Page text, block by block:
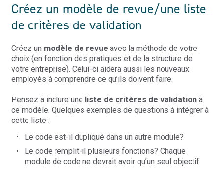
Créez un modèle de revue/une liste
de critères de validation
Créez un modèle de revue avec la méthode de votre
choix (en fonction des pratiques et de la structure de
votre entreprise). Celui-ci aidera aussi les nouveaux
employés à comprendre ce qu’ils doivent faire.
Pensez à inclure une liste de critères de validationà
ce modèle. Quelques exemples de questions à intégrer à
cette liste :
Le code est-il dupliqué dans un autre module?
Le code remplit-il plusieurs fonctions? Chaque
module de code ne devrait avoir qu’un seul objectif.